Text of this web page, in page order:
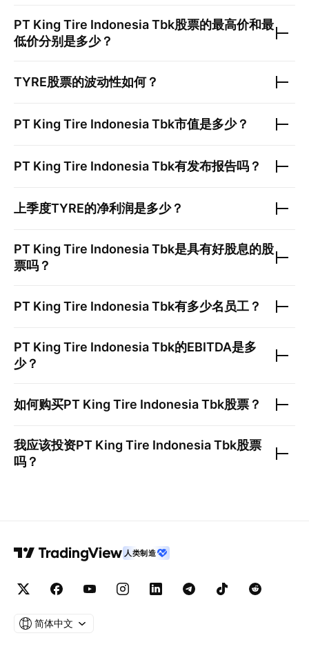
PT King Tire Indonesia Tbk股票的最高价和最
低价分别是多少？
TYRE股票的波动性如何？
PT King Tire Indonesia Tbk市值是多少？
PT King Tire Indonesia Tbk有发布报告吗？
上季度TYRE的净利润是多少？
PT King Tire Indonesia Tbk是具有好股息的股
票吗？
PT King Tire Indonesia Tbk有多少名员工？
PT King Tire Indonesia Tbk的EBITDA是多
少？
如何购买PT King Tire Indonesia Tbk股票？
我应该投资PT King Tire Indonesia Tbk股票
吗？
人类制造
简体中文